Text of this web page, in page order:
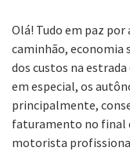
Olá! Tudo em paz
caminhão, economia
dos custos na
em especial, os
principalmente,
faturamento no final
motorista